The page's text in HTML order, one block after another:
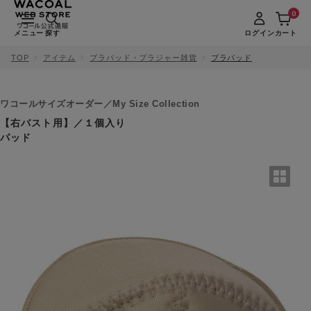
メニュー 探す ログインカート
0
TOP アイテム ブラパッド・ブラジャー雑貨 ブラパッド
ワコールサイズオーダー／My Size Collection
【右バスト用】／１個入り
パッド